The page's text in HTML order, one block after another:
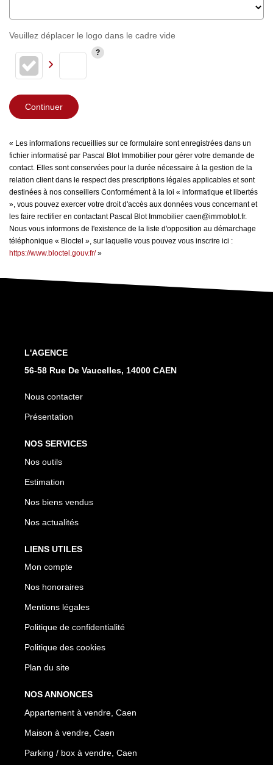
Veuillez déplacer le logo dans le cadre vide
Continuer
« Les informations recueillies sur ce formulaire sont enregistrées dans un
fichier informatisé par Pascal Blot Immobilier pour gérer votre demande de
contact. Elles sont conservées pour la durée nécessaire à la gestion de la
relation client dans le respect des prescriptions légales applicables et sont
destinées à nos conseillers Conformément à la loi « informatique et libertés
», vous pouvez exercer votre droit d'accès aux données vous concernant et
les faire rectifier en contactant Pascal Blot Immobilier caen@immoblot.fr.
Nous vous informons de l'existence de la liste d'opposition au démarchage
téléphonique « Bloctel », sur laquelle vous pouvez vous inscrire ici :
https://www.bloctel.gouv.fr/»
L'AGENCE
56-58 Rue De Vaucelles, 14000 CAEN
Nous contacter
Présentation
NOS SERVICES
Nos outils
Estimation
Nos biens vendus
Nos actualités
LIENS UTILES
Mon compte
Nos honoraires
Mentions légales
Politique de confidentialité
Politique des cookies
Plan du site
NOS ANNONCES
Appartement à vendre, Caen
Maison à vendre, Caen
Parking / box à vendre, Caen